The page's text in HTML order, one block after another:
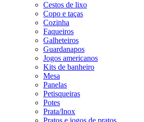
Cestos de lixo
Copo e taças
Cozinha
Faqueiros
Galheteiros
Guardanapos
Jogos americanos
Kits de banheiro
Mesa
Panelas
Petisqueiras
Potes
Prata/Inox
Pratos e jogos de pratos